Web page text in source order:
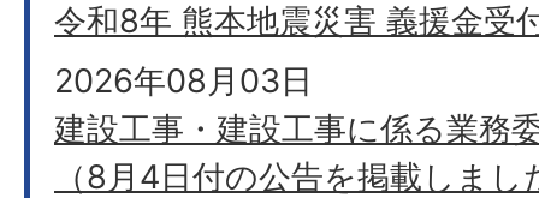
令和8年 熊本地震災害 義援金受
2026年08月03日
建設工事・建設工事に係る業務
（8月4日付の公告を掲載しまし